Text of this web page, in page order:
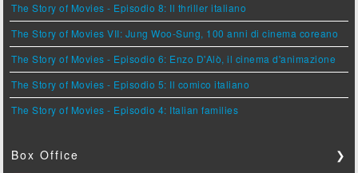
The Story of Movies - Episodio 8: Il thriller italiano
The Story of Movies VII: Jung Woo-Sung, 100 anni di cinema coreano
The Story of Movies - Episodio 6: Enzo D'Alò, il cinema d'animazione
The Story of Movies - Episodio 5: Il comico italiano
The Story of Movies - Episodio 4: Italian families
Box Office ❯